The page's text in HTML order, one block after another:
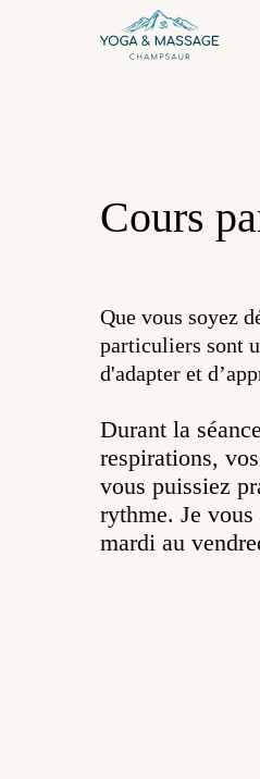
Cours
Que vous soyez
particuliers sont
d'adapter et
Durant la
respirations,
vous puissiez
rythme. Je
mardi au